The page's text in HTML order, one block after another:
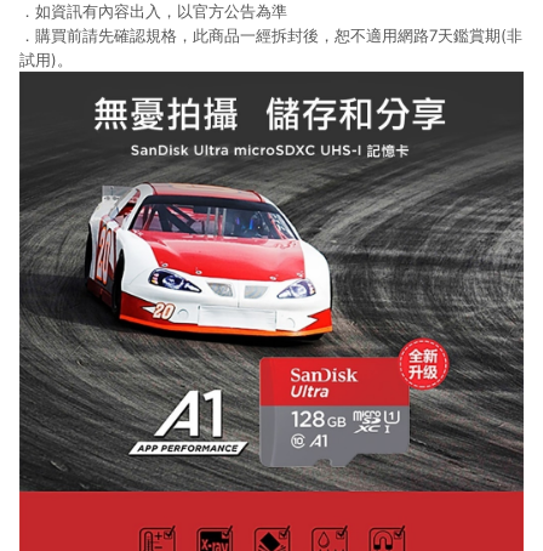
．如資訊有內容出入，以官方公告為準
．購買前請先確認規格，此商品一經拆封後，恕不適用網路7天鑑賞期(非
試用)。